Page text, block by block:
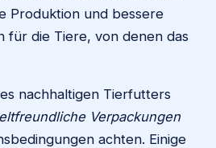
Produktion und bessere
für die Tiere, von denen das
nachhaltigen Tierfutters
Verpackungen
achten. Einige